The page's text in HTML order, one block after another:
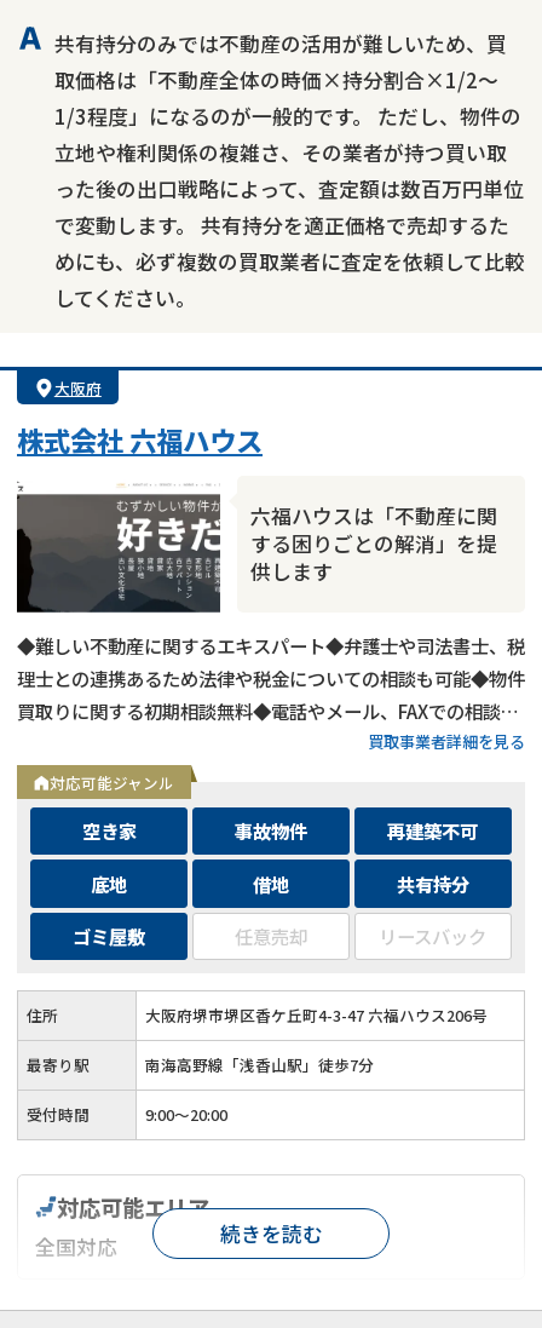
共有持分のみでは不動産の活用が難しいため、買
取価格は「不動産全体の時価×持分割合×1/2〜
1/3程度」になるのが一般的です。 ただし、物件の
立地や権利関係の複雑さ、その業者が持つ買い取
った後の出口戦略によって、査定額は数百万円単位
で変動します。 共有持分を適正価格で売却するた
めにも、必ず複数の買取業者に査定を依頼して比較
してください。
大阪府
株式会社 六福ハウス
六福ハウスは「不動産に関
する困りごとの解消」を提
供します
◆難しい不動産に関するエキスパート◆弁護士や司法書士、税
理士との連携あるため法律や税金についての相談も可能◆物件
買取りに関する初期相談無料◆電話やメール、FAXでの相談可
買取事業者詳細を見る
対応可能ジャンル
空き家 事故物件
再建築不可
底地
借地
共有持分
ゴミ屋敷
任意売却 リースバック
住所 大阪府堺市堺区香ケ丘町4-3-47 六福ハウス206号
最寄り駅 南海高野線「浅香山駅」徒歩7分
受付時間 9:00～20:00
対応可能エリア
全国対応
対応が親身 オンライン面談可能
レスポンスが早い
続きを読む